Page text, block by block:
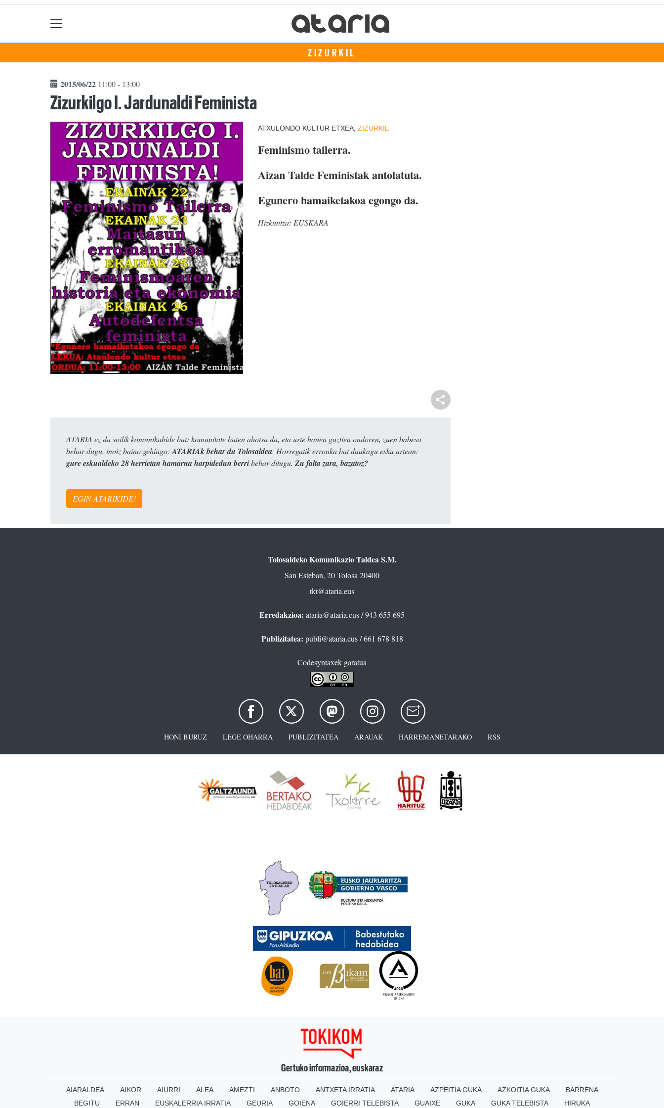
ZIZURKIL
2015/06/22 11:00 - 13:00
Zizurkilgo I. Jardunaldi Feminista
ATXULONDO KULTUR ETXEA, ZIZURKIL
Feminismo tailerra.
Aizan Talde Feministak antolatuta.
Egunero hamaiketakoa egongo da.
Hizkuntza: EUSKARA
ATARIA ez da soilik komunikabide bat: komunitate baten ahotsa da, eta urte hauen guztien ondoren, zuen babesa
behar dugu, inoiz baino gehiago: ATARIAk behar du Tolosaldea. Horregatik erronka bat daukagu esku artean:
gure eskualdeko 28 herrietan hamarna harpidedun berribehar ditugu. Zu falta zara, bazatoz?
EGIN ATARIKIDE!
Tolosaldeko Komunikazio Taldea S.M.
San Esteban, 20 Tolosa 20400
tkt@ataria.eus
Erredakzioa: ataria@ataria.eus/ 943 655 695
Publizitatea: publi@ataria.eus/ 661 678 818
Codesyntaxek garatua
HONI BURUZ LEGE OHARRA PUBLIZITATEA ARAUAK HARREMANETARAKO RSS
Gertuko informazioa, euskaraz
AIARALDEA AIKOR AIURRI ALEA AMEZTI ANBOTO ANTXETA IRRATIA ATARIA AZPEITIA GUKA AZKOITIA GUKA
BARRENA
BEGITU
ERRAN EUSKALERRIA IRRATIA GEURIA GOIENA GOIERRI TELEBISTA GUAIXE GUKA GUKA TELEBISTA HIRUKA